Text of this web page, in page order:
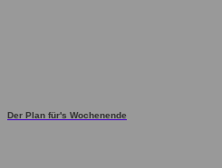
Der Plan für's Wochenende